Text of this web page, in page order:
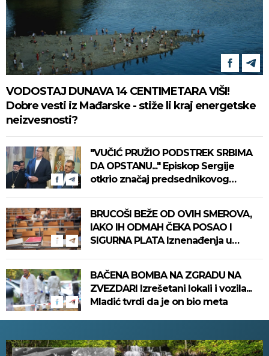
VODOSTAJ DUNAVA 14 CENTIMETARA VIŠI!
Dobre vesti iz Mađarske - stiže li kraj energetske
neizvesnosti?
"VUČIĆ PRUŽIO PODSTREK SRBIMA
DA OPSTANU..." Episkop Sergije
otkrio značaj predsednikovog
BRUCOŠI BEŽE OD OVIH SMEROVA,
IAKO IH ODMAH ČEKA POSAO I
SIGURNA PLATA Iznenađenja u
BAČENA BOMBA NA ZGRADU NA
ZVEZDARI Izrešetani lokali i vozila...
Mladić tvrdi da je on bio meta